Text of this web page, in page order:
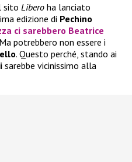
sito Libero ha lanciato
edizione di Pechino
ci sarebbero Beatrice
Ma potrebbero non essere i
. Questo perché, stando ai
sarebbe vicinissimo alla